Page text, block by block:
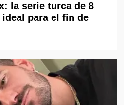
la serie turca de 8
para el fin de